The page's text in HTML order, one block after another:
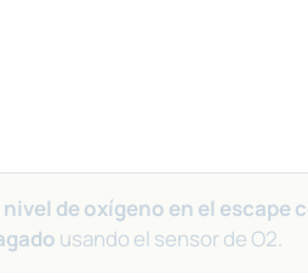
nivel de oxígeno en el escape
usando el sensor de O2.